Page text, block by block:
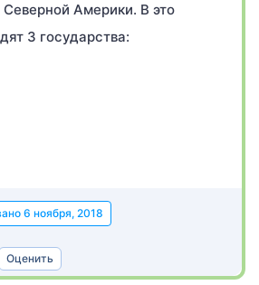
Америки. В это
3 государства:
6 ноября, 2018
Оценить